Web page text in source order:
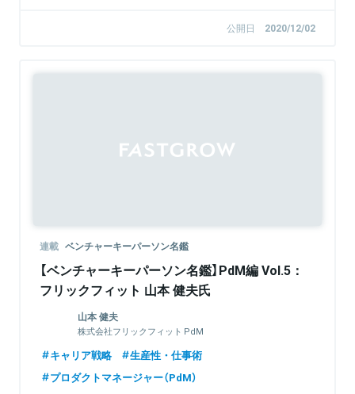
公開日 2020/12/02
連載 ベンチャーキーパーソン名鑑
【ベンチャーキーパーソン名鑑】PdM編 Vol.5：
フリックフィット 山本 健夫氏
山本 健夫
株式会社フリックフィット PdM
キャリア戦略
生産性・仕事術
プロダクトマネージャー（PdM）